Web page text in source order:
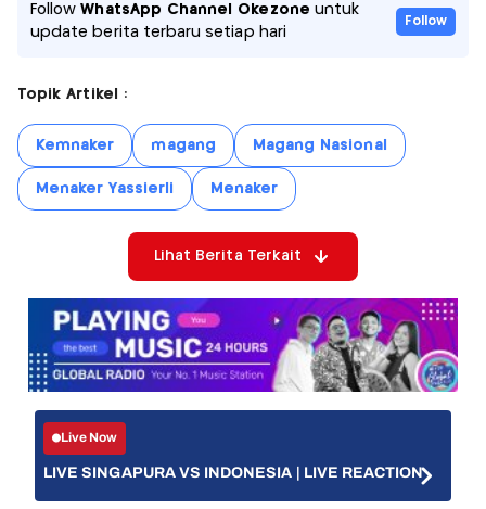
FollowWhatsApp Channel Okezone untuk
update berita terbaru setiap hari
Follow
Topik Artikel :
Kemnaker magang Magang Nasional
Menaker Yassierli Menaker
Lihat Berita Terkait
Live Now
LIVE SINGAPURA VS INDONESIA | LIVE REACTION